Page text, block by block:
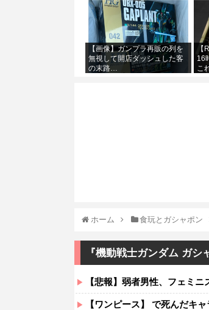
【画像】ガンプラ再販の列を
無視して開店ダッシュした客
の末路…
【
16
こ
ホーム 食玩とガシャポン
『機動戦士ガンダム ガシ
【悲報】弱者男性、フェミ
【ワンピース】 で死んだキ